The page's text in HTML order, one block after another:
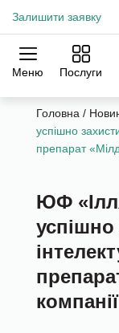
Залишити заявку
Меню Послуги
Практики
Головна /
успішно
препарат
ЮФ